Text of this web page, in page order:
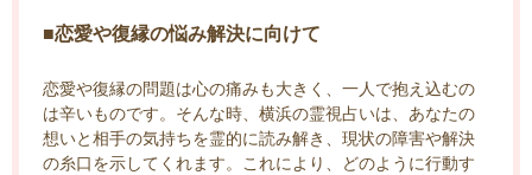
■恋愛や復縁の悩み解決に向けて
恋愛や復縁の問題は心の痛みも大きく、一人で抱え込むの
は辛いものです。そんな時、横浜の霊視占いは、あなたの
想いと相手の気持ちを霊的に読み解き、現状の障害や解決
の糸口を示してくれます。これにより、どのように行動す